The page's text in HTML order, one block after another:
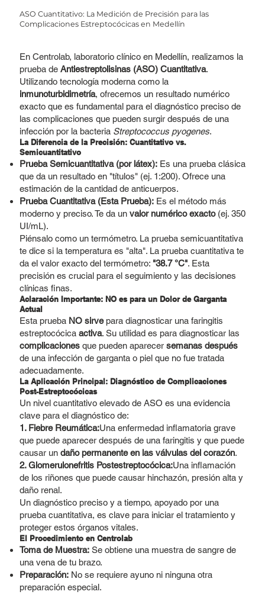
ASO Cuantitativo: La Medición de Precisión para las
Complicaciones Estreptocócicas en Medellín
En Centrolab, laboratorio clínico en Medellín, realizamos la
prueba de Antiestreptolisinas (ASO) Cuantitativa.
Utilizando tecnología moderna como la
inmunoturbidimetría, ofrecemos un resultado numérico
exacto que es fundamental para el diagnóstico preciso de
las complicaciones que pueden surgir después de una
infección por la bacteria Streptococcus pyogenes.
La Diferencia de la Precisión: Cuantitativo vs.
Semicuantitativo
Prueba Semicuantitativa (por látex):Es una prueba clásica
que da un resultado en "títulos" (ej. 1:200). Ofrece una
estimación de la cantidad de anticuerpos.
Prueba Cuantitativa (Esta Prueba):Es el método más
moderno y preciso. Te da un valor numérico exacto(ej. 350
UI/mL).
Piénsalo como un termómetro. La prueba semicuantitativa
te dice si la temperatura es "alta". La prueba cuantitativa te
da el valor exacto del termómetro: "38.7 °C". Esta
precisión es crucial para el seguimiento y las decisiones
clínicas finas.
Aclaración Importante: NO es para un Dolor de Garganta
Actual
Esta prueba NO sirvepara diagnosticar una faringitis
estreptocócica activa. Su utilidad es para diagnosticar las
complicacionesque pueden aparecer semanas después
de una infección de garganta o piel que no fue tratada
adecuadamente.
La Aplicación Principal: Diagnóstico de Complicaciones
Post-Estreptocócicas
Un nivel cuantitativo elevado de ASO es una evidencia
clave para el diagnóstico de:
1. Fiebre Reumática:Una enfermedad inflamatoria grave
que puede aparecer después de una faringitis y que puede
causar un daño permanente en las válvulas del corazón.
2. Glomerulonefritis Postestreptocócica:Una inflamación
de los riñones que puede causar hinchazón, presión alta y
daño renal.
Un diagnóstico preciso y a tiempo, apoyado por una
prueba cuantitativa, es clave para iniciar el tratamiento y
proteger estos órganos vitales.
El Procedimiento en Centrolab
Toma de Muestra:Se obtiene una muestra de sangre de
una vena de tu brazo.
Preparación:No se requiere ayuno ni ninguna otra
preparación especial.